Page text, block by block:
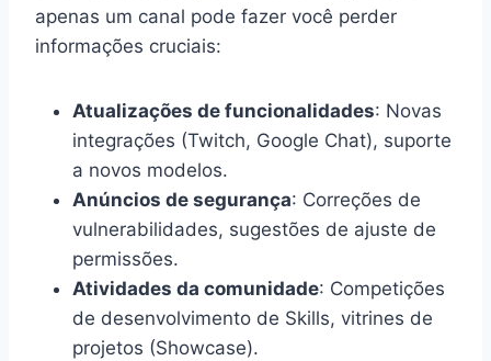
apenas um canal pode fazer você perder
informações cruciais:
Atualizações de funcionalidades: Novas
integrações (Twitch, Google Chat), suporte
a novos modelos.
Anúncios de segurança: Correções de
vulnerabilidades, sugestões de ajuste de
permissões.
Atividades da comunidade: Competições
de desenvolvimento de Skills, vitrines de
projetos (Showcase).